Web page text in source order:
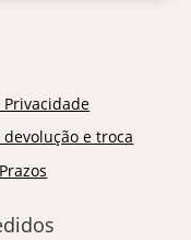
e troca